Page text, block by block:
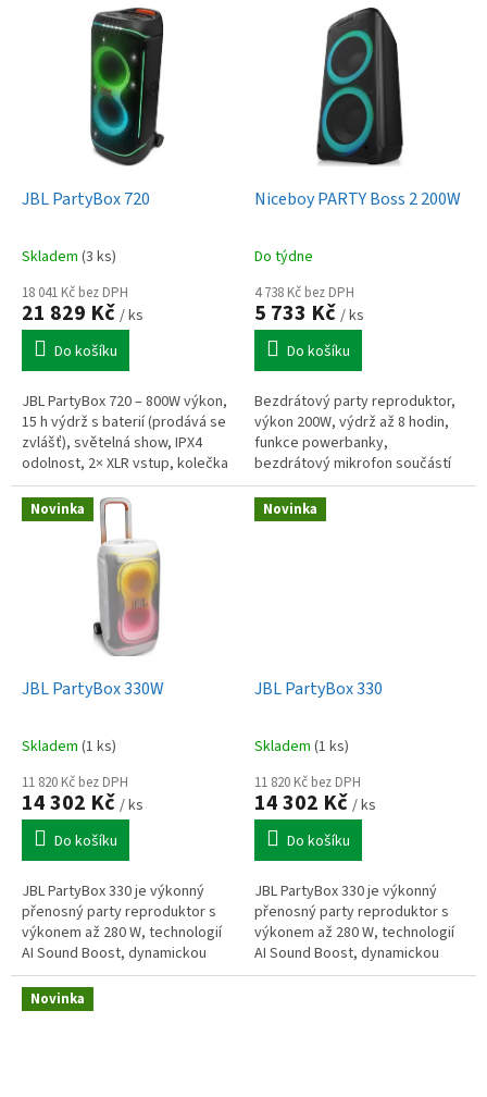
JBL PartyBox 720
Skladem (3 ks)
18 041 Kč bez DPH
21 829 Kč / ks
Do košíku
JBL PartyBox 720 – 800W výkon,
15 h výdrž s baterií (prodává se
zvlášť), světelná show, IPX4
odolnost, 2× XLR vstup, kolečka
+ madlo pro přenos, stereo
spárování, Auracast™,...
Niceboy PARTY Boss 2 200W
Do týdne
4 738 Kč bez DPH
5 733 Kč / ks
Do košíku
Bezdrátový party reproduktor,
výkon 200W, výdrž až 8 hodin,
funkce powerbanky,
bezdrátový mikrofon součástí
balení, True Wireless mód,
světelné podsvícení, Bluetooth,
3,5 mm +...
Novinka
JBL PartyBox 330W
Skladem (1 ks)
11 820 Kč bez DPH
14 302 Kč / ks
Do košíku
JBL PartyBox 330 je výkonný
přenosný party reproduktor s
výkonem až 280 W, technologií
AI Sound Boost, dynamickou
světelnou show a výdrží až 18
hodin. Nabízí ochranu IPX4,...
Novinka
JBL PartyBox 330
Skladem (1 ks)
11 820 Kč bez DPH
14 302 Kč / ks
Do košíku
JBL PartyBox 330 je výkonný
přenosný party reproduktor s
výkonem až 280 W, technologií
AI Sound Boost, dynamickou
světelnou show a výdrží až 18
Novinka